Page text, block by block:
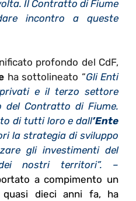
Il Contratto di Fiume
incontro a queste
profondo del CdF,
ha sottolineato “Gli Enti
e il terzo settore
del Contratto di Fiume.
di tutti loro e dall’Ente
la strategia di sviluppo
gli investimenti del
nostri territori”. –
a compimento un
quasi dieci anni fa, ha